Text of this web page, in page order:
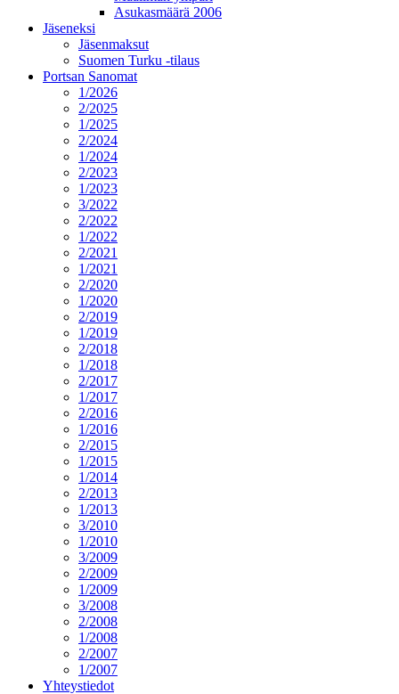
Asukasmäärä 2006
Jäseneksi
Jäsenmaksut
Suomen Turku -tilaus
Portsan Sanomat
1/2026
2/2025
1/2025
2/2024
1/2024
2/2023
1/2023
3/2022
2/2022
1/2022
2/2021
1/2021
2/2020
1/2020
2/2019
1/2019
2/2018
1/2018
2/2017
1/2017
2/2016
1/2016
2/2015
1/2015
1/2014
2/2013
1/2013
3/2010
1/2010
3/2009
2/2009
1/2009
3/2008
2/2008
1/2008
2/2007
1/2007
Yhteystiedot